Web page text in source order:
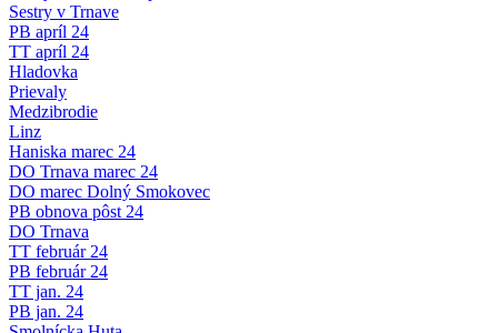
Sestry v Trnave
PB apríl 24
TT apríl 24
Hladovka
Prievaly
Medzibrodie
Linz
Haniska marec 24
DO Trnava marec 24
DO marec Dolný Smokovec
PB obnova pôst 24
DO Trnava
TT február 24
PB február 24
TT jan. 24
PB jan. 24